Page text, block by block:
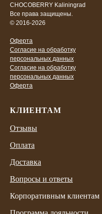
CHOCOBERRY Kaliningrad
Все права защищены.
© 2016-2026
Оферта
Согласие на обработку
персональных данных
Согласие на обработку
персональных данных
Оферта
КЛИЕНТАМ
Отзывы
Оплата
Доставка
Вопросы и ответы
Корпоративным клиентам